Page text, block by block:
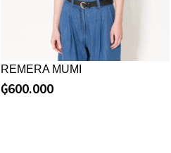
REMERA MUMI
₲600.000